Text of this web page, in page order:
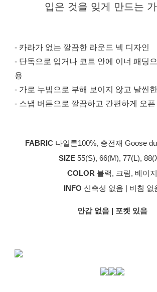
입은 것을 잊게 만드는
- 카라가 없는 깔끔한 라운드 넥 디자인
- 단독으로 입거나 코트 안에 이너 패딩
용
- 가로 누빔으로 부해 보이지 않고 날씬
- 스냅 버튼으로 깔끔하고 간편하게 오
FABRIC나일론100%, 충전재 Goose
SIZE 55(S), 66(M), 77(L),
COLOR 블랙, 크림, 베이지
INFO 신축성 없음 | 비침 없
안감 없음 | 포켓 있음